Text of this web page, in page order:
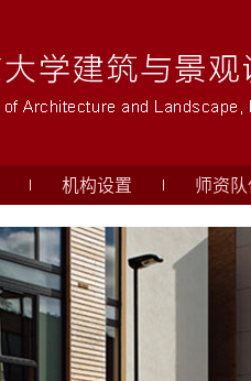
机构设置 师资队